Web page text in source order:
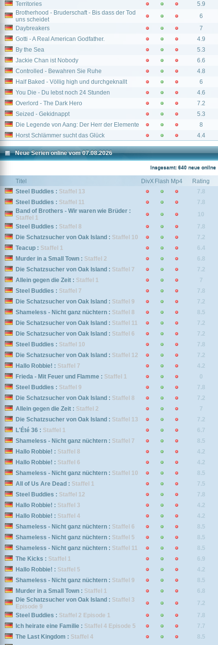
Territories
5.9
Brotherhood - Bruderschaft - Bis dass der Tod
uns scheidet
6
Daybreakers
7
Gotti - A Real American Godfather.
4.9
By the Sea
5.3
Jackie Chan ist Nobody
6.6
Controlled - Bewahren Sie Ruhe
4.8
Half Baked - Völlig high und durchgeknallt
6
You Die - Du lebst noch 24 Stunden
4.6
Overlord - The Dark Hero
7.2
Seized - Gekidnappt
5.3
Die Legende von Aang: Der Herr der Elemente
8
Horst Schlämmer sucht das Glück
4.4
Neue Serien online vom 07.08.2026
Insgesamt: 640 neue online
Titel DivX Flash Mp4
Rating
Steel Buddies : Staffel 13
7.8
Steel Buddies : Staffel 11
7.8
Band of Brothers - Wir waren wie Brüder :
Staffel 1
10
Steel Buddies : Staffel 8
7.8
Die Schatzsucher von Oak Island : Staffel 10
7.2
Teacup : Staffel 1
6.4
Murder in a Small Town : Staffel 2
6.8
Die Schatzsucher von Oak Island : Staffel 7
7.2
Allein gegen die Zeit : Staffel 1
7
Steel Buddies : Staffel 7
7.8
Die Schatzsucher von Oak Island : Staffel 9
7.2
Shameless - Nicht ganz nüchtern : Staffel 8
8.5
Die Schatzsucher von Oak Island : Staffel 11
7.2
Die Schatzsucher von Oak Island : Staffel 6
7.2
Steel Buddies : Staffel 10
7.8
Die Schatzsucher von Oak Island : Staffel 12
7.2
Hallo Robbie! : Staffel 7
4.2
Frieda - Mit Feuer und Flamme : Staffel 1
0
Steel Buddies : Staffel 9
7.8
Die Schatzsucher von Oak Island : Staffel 8
7.2
Allein gegen die Zeit : Staffel 2
7
Die Schatzsucher von Oak Island : Staffel 13
7.2
L'Été 36 : Staffel 1
6.7
Shameless - Nicht ganz nüchtern : Staffel 7
8.5
Hallo Robbie! : Staffel 8
4.2
Hallo Robbie! : Staffel 6
4.2
Shameless - Nicht ganz nüchtern : Staffel 10
8.5
All of Us Are Dead : Staffel 1
7.5
Steel Buddies : Staffel 12
7.8
Hallo Robbie! : Staffel 3
4.2
Hallo Robbie! : Staffel 4
4.2
Shameless - Nicht ganz nüchtern : Staffel 6
8.5
Shameless - Nicht ganz nüchtern : Staffel 5
8.5
Shameless - Nicht ganz nüchtern : Staffel 11
8.5
The Kicks : Staffel 1
6.9
Hallo Robbie! : Staffel 5
4.2
Shameless - Nicht ganz nüchtern : Staffel 9
8.5
Murder in a Small Town : Staffel 1
6.8
Die Schatzsucher von Oak Island : Staffel 3
Episode 9
7.2
Steel Buddies : Staffel 2 Episode 1
7.8
Ich heirate eine Familie : Staffel 4 Episode 5
7.7
The Last Kingdom : Staffel 4
8.5